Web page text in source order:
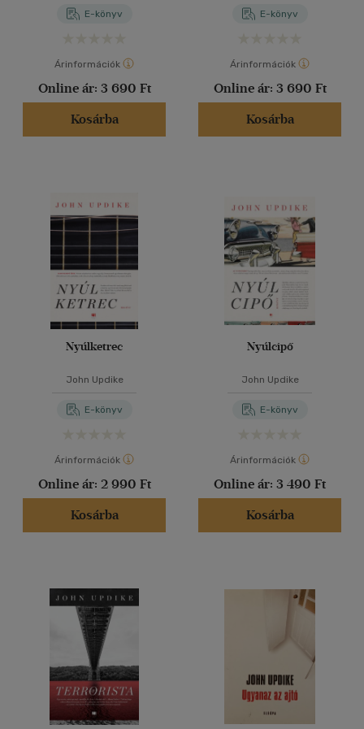
E-könyv
Árinformációk
Online ár: 3 690 Ft
Kosárba
E-könyv
Árinformációk
Online ár: 3 690 Ft
Kosárba
Nyúlketrec
John Updike
E-könyv
Árinformációk
Online ár: 2 990 Ft
Kosárba
Nyúlcipő
John Updike
E-könyv
Árinformációk
Online ár: 3 490 Ft
Kosárba